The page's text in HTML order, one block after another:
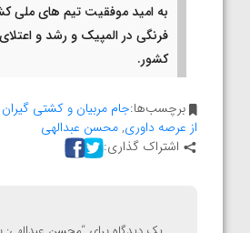
به امید موفقیت تیم های ملی
فرنگی در المپیک و رشد و
کشور.
برچسب‌ها:جام مربیان و کشتی گیران
از عرصه داوری,محسن عبدالهی
اشتراک گذاری: